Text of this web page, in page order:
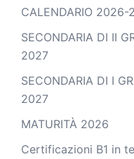
CALENDARIO 2026-
SECONDARIA DI II
2027
SECONDARIA DI I
2027
MATURITÀ 2026
Certificazioni B1 in